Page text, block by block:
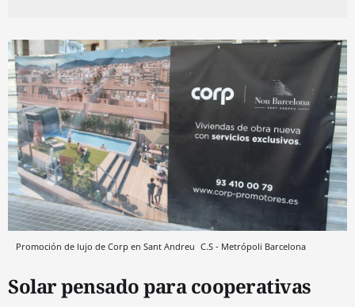
Promoción de lujo de Corp en Sant Andreu C.S - Metrópoli Barcelona
Solar pensado para cooperativas